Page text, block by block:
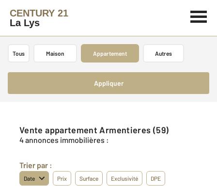
CENTURY 21
La Lys
Tous Maison Appartement Autres
Appliquer
Vente appartement Armentieres (59)
4 annonces immobilières :
Trier par :
Date Prix Surface Exclusivité DPE